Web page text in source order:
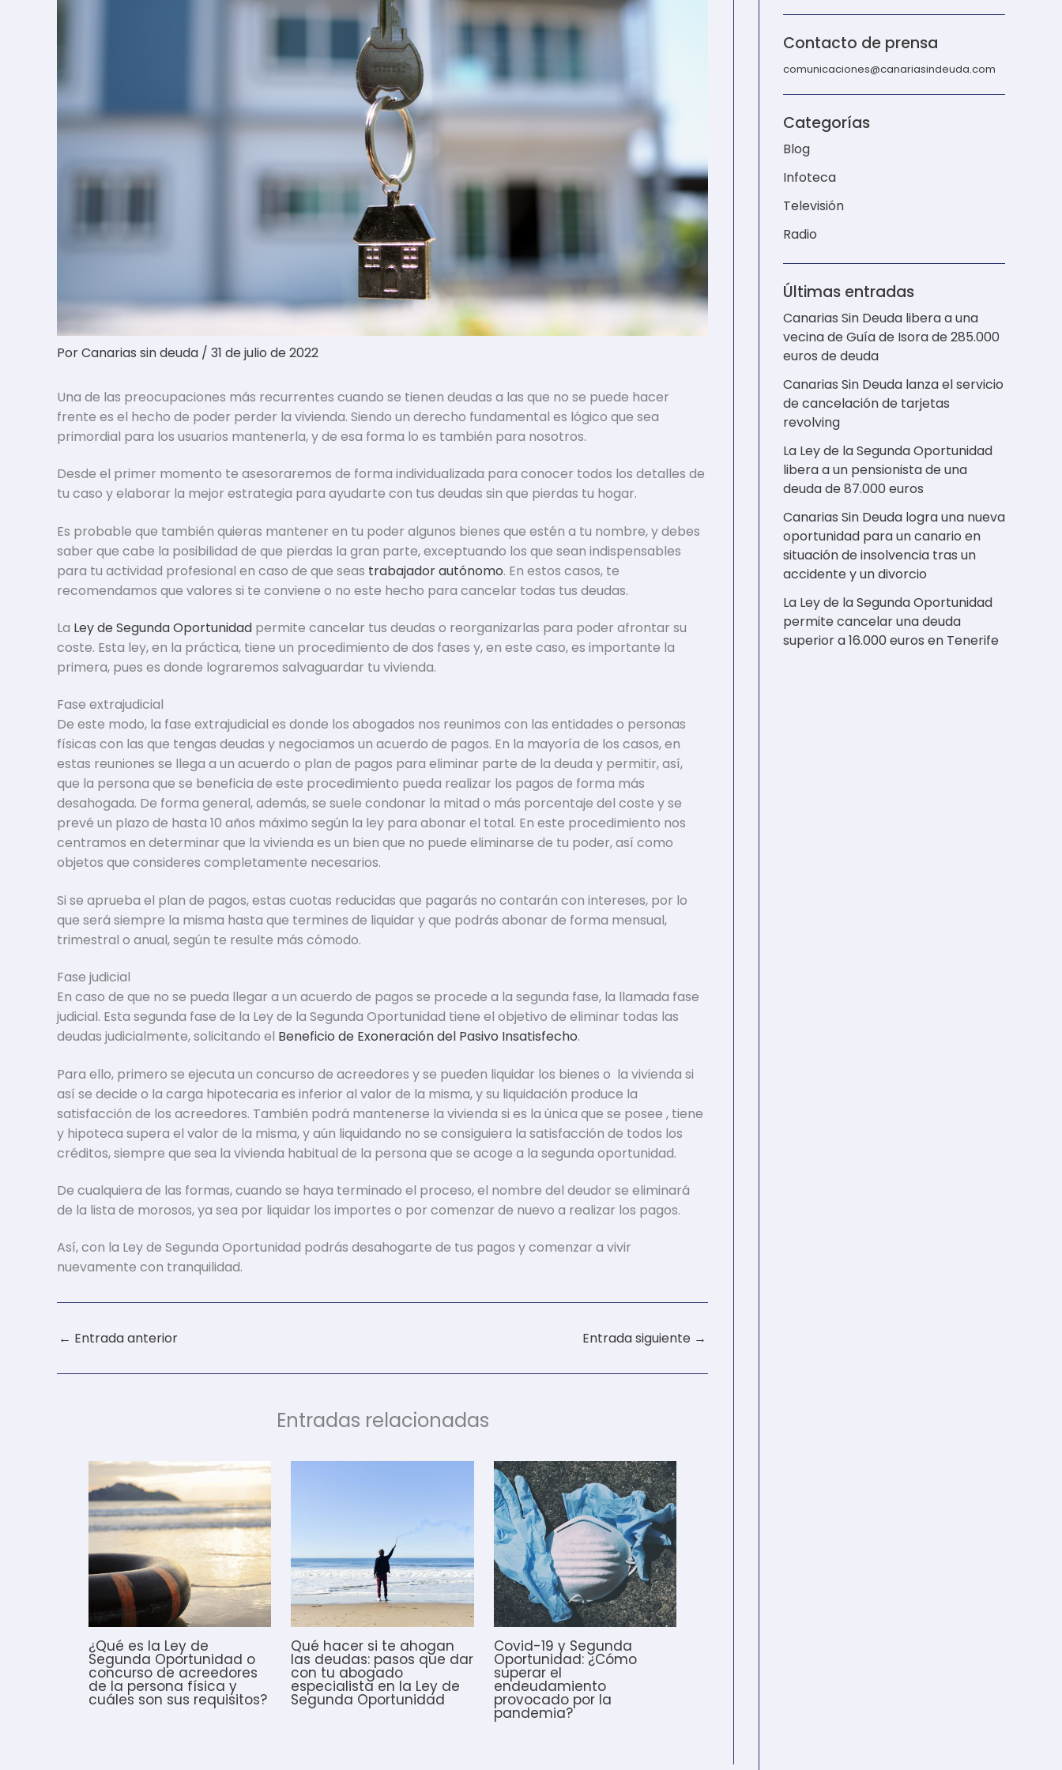
PorCanarias sin deuda / 31 de julio de 2022
Una de las preocupaciones más recurrentes cuando se tienen deudas a las que no se puede hacer
frente es el hecho de poder perder la vivienda. Siendo un derecho fundamental es lógico que sea
primordial para los usuarios mantenerla, y de esa forma lo es también para nosotros.
Desde el primer momento te asesoraremos de forma individualizada para conocer todos los detalles de
tu caso y elaborar la mejor estrategia para ayudarte con tus deudas sin que pierdas tu hogar.
Es probable que también quieras mantener en tu poder algunos bienes que estén a tu nombre, y debes
saber que cabe la posibilidad de que pierdas la gran parte, exceptuando los que sean indispensables
para tu actividad profesional en caso de que seas trabajador autónomo. En estos casos, te
recomendamos que valores si te conviene o no este hecho para cancelar todas tus deudas.
La Ley de Segunda Oportunidad permite cancelar tus deudas o reorganizarlas para poder afrontar su
coste. Esta ley, en la práctica, tiene un procedimiento de dos fases y, en este caso, es importante la
primera, pues es donde lograremos salvaguardar tu vivienda.
Fase extrajudicial
De este modo, la fase extrajudicial es donde los abogados nos reunimos con las entidades o personas
físicas con las que tengas deudas y negociamos un acuerdo de pagos. En la mayoría de los casos, en
estas reuniones se llega a un acuerdo o plan de pagos para eliminar parte de la deuda y permitir, así,
que la persona que se beneficia de este procedimiento pueda realizar los pagos de forma más
desahogada. De forma general, además, se suele condonar la mitad o más porcentaje del coste y se
prevé un plazo de hasta 10 años máximo según la ley para abonar el total. En este procedimiento nos
centramos en determinar que la vivienda es un bien que no puede eliminarse de tu poder, así como
objetos que consideres completamente necesarios.
Si se aprueba el plan de pagos, estas cuotas reducidas que pagarás no contarán con intereses, por lo
que será siempre la misma hasta que termines de liquidar y que podrás abonar de forma mensual,
trimestral o anual, según te resulte más cómodo.
Fase judicial
En caso de que no se pueda llegar a un acuerdo de pagos se procede a la segunda fase, la llamada fase
judicial. Esta segunda fase de la Ley de la Segunda Oportunidad tiene el objetivo de eliminar todas las
deudas judicialmente, solicitando el Beneficio de Exoneración del Pasivo Insatisfecho.
Para ello, primero se ejecuta un concurso de acreedores y se pueden liquidar los bienes o la vivienda si
así se decide o la carga hipotecaria es inferior al valor de la misma, y su liquidación produce la
satisfacción de los acreedores. También podrá mantenerse la vivienda si es la única que se posee , tiene
y hipoteca supera el valor de la misma, y aún liquidando no se consiguiera la satisfacción de todos los
créditos, siempre que sea la vivienda habitual de la persona que se acoge a la segunda oportunidad.
De cualquiera de las formas, cuando se haya terminado el proceso, el nombre del deudor se eliminará
de la lista de morosos, ya sea por liquidar los importes o por comenzar de nuevo a realizar los pagos.
Así, con la Ley de Segunda Oportunidad podrás desahogarte de tus pagos y comenzar a vivir
nuevamente con tranquilidad.
← Entrada anterior Entrada siguiente →
Entradas relacionadas
¿Qué es la Ley de
Segunda Oportunidad o
concurso de acreedores
de la persona física y
cuáles son sus requisitos?
Qué hacer si te ahogan
las deudas: pasos que dar
con tu abogado
especialista en la Ley de
Segunda Oportunidad
Covid-19 y Segunda
Oportunidad: ¿Cómo
superar el
endeudamiento
provocado por la
pandemia?
Contacto de prensa
comunicaciones@canariasindeuda.com
Categorías
Blog
Infoteca
Televisión
Radio
Últimas entradas
Canarias Sin Deuda libera a una
vecina de Guía de Isora de 285.000
euros de deuda
Canarias Sin Deuda lanza el servicio
de cancelación de tarjetas
revolving
La Ley de la Segunda Oportunidad
libera a un pensionista de una
deuda de 87.000 euros
Canarias Sin Deuda logra una nueva
oportunidad para un canario en
situación de insolvencia tras un
accidente y un divorcio
La Ley de la Segunda Oportunidad
permite cancelar una deuda
superior a 16.000 euros en Tenerife